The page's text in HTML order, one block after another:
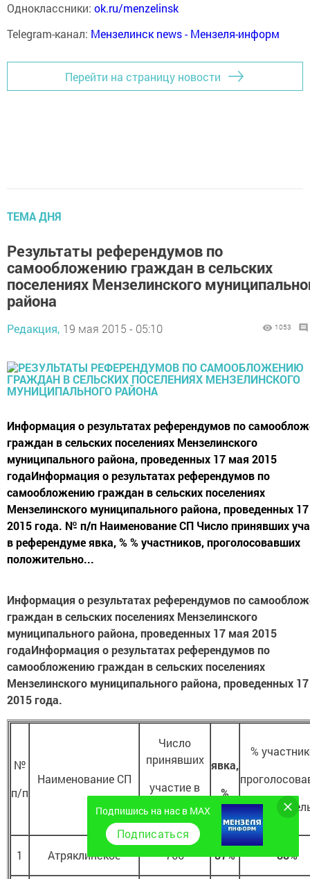
Одноклассники: ok.ru/menzelinsk
Telegram-канал: Мензелинск news - Мензеля-информ
Перейти на страницу новости
ТЕМА ДНЯ
Результаты референдумов по
самообложению граждан в сельских
поселениях Мензелинского
района
Редакция, 19 мая 2015 - 05:10 1053
Информация о результатах референдумов по
граждан в сельских поселениях Мензелинского
муниципального района, проведенных 17 мая 2015
годаИнформация о результатах референдумов по
самообложению граждан в сельских поселениях
Мензелинского муниципального района, проведенных
2015 года. № п/п Наименование СП Число принявших
в референдуме явка, % % участников, проголосовавших
положительно...
Информация о результатах референдумов по
граждан в сельских поселениях Мензелинского
муниципального района, проведенных 17 мая 2015
годаИнформация о результатах референдумов по
самообложению граждан в сельских поселениях
Мензелинского муниципального района, проведенных
2015 года.
№
п/п
Наименование СП
Число
принявших
участие в
референдуме
явка,
%
%
1 Атряклинское 766 87% 88%
Подпишись на нас в MAX
Подписаться